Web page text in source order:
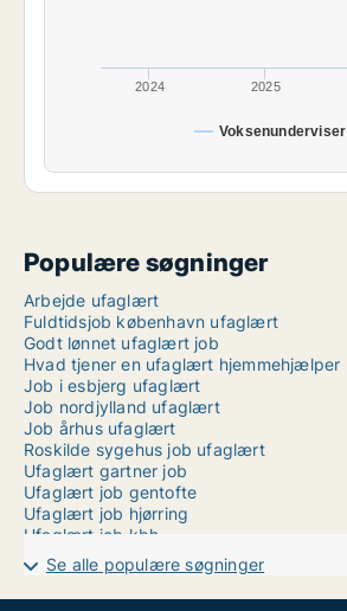
Voksenunderviser
2024 2025
Populære søgninger
Arbejde ufaglært
Fuldtidsjob københavn ufaglært
Godt lønnet ufaglært job
Hvad tjener en ufaglært hjemmehjælper
Job i esbjerg ufaglært
Job nordjylland ufaglært
Job århus ufaglært
Roskilde sygehus job ufaglært
Ufaglært gartner job
Ufaglært job gentofte
Ufaglært job hjørring
Ufaglært job kbh
Ufaglært job nordsjælland
Ufaglært job nykøbing mors
Ufaglært job på hospital
Se alle populære søgninger